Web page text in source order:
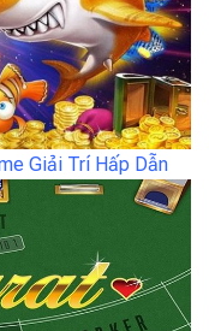
Giải Trí Hấp Dẫn